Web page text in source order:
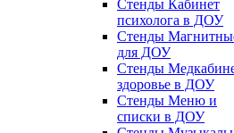
Стенды Кабинет
психолога в ДОУ
Стенды
для ДОУ
Стенды
здоровье в ДОУ
Стенды Меню и
списки в ДОУ